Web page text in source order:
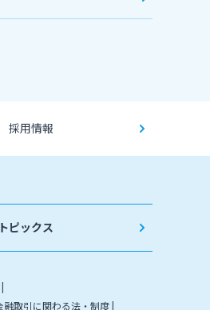
採用情報
ピックス
融取引に関わる法・制度